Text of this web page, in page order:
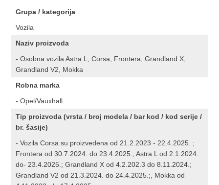
Grupa / kategorija
Vozila
Naziv proizvoda
- Osobna vozila Astra L, Corsa, Frontera, Grandland X,
Grandland V2, Mokka
Robna marka
- Opel/Vauxhall
Tip proizvoda (vrsta / broj modela / bar kod / kod serije /
br. šasije)
- Vozila Corsa su proizvedena od 21.2.2023 - 22.4.2025. ;
Frontera od 30.7.2024. do 23.4.2025.; Astra L od 2.1.2024.
do- 23.4.2025.; Grandland X od 4.2.202.3 do 8.11.2024.;
Grandland V2 od 21.3.2024. do 24.4.2025.;, Mokka od